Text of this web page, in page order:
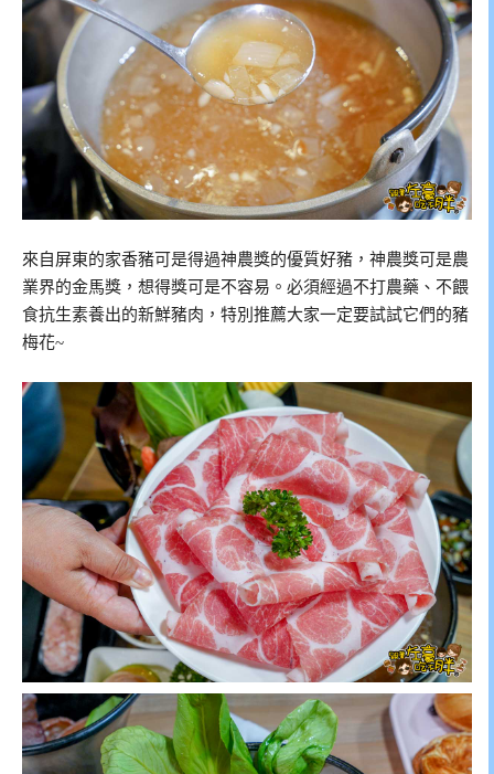
來自屏東的家香豬可是得過神農獎的優質好豬，神農獎可是農
業界的金馬獎，想得獎可是不容易。必須經過不打農藥、不餵
食抗生素養出的新鮮豬肉，特別推薦大家一定要試試它們的豬
梅花~